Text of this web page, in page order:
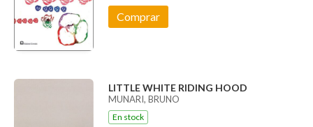
Comprar
LITTLE WHITE RIDING HOOD
MUNARI, BRUNO
En stock